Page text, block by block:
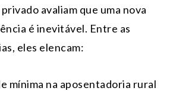
avaliam que uma nova
é inevitável. Entre as
eles elencam:
mínima na aposentadoria rural